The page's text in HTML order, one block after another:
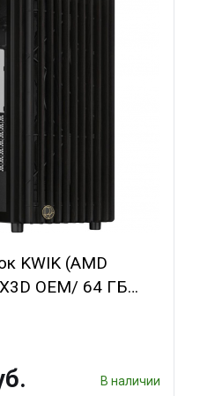
KWIK (AMD
OEM/ 64 ГБ
24GB GDDR6X
В наличии